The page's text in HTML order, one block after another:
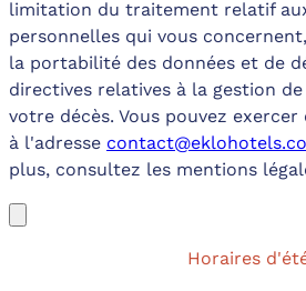
limitation du traitement relatif
personnelles qui vous
la portabilité des données et de
directives relatives à la gestion
votre décès. Vous pouvez
à l'adresse
plus, consultez les mentions
Horaires